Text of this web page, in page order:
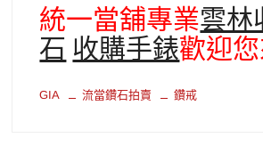
統一當舖專業雲林
石收購手錶歡迎
GIA 流當鑽石拍賣 鑽戒